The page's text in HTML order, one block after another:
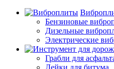
Бензиновые
Дизельные
Электрические
Грабли для
Лейки для битума